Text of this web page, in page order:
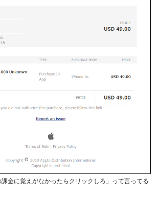
金に覚えがなかったらクリックしろ」って言ってる